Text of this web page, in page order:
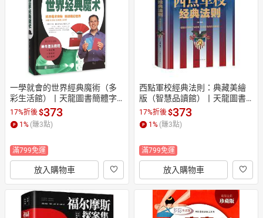
一學就會的世界經典魔術（多
彩生活館）丨天龍圖書簡體字
專賣店丨9787550229686
17%折後$373
1% (賺3點)
滿799免運
放入購物車
西點軍校經典法則：典藏美繪
版（智慧品讀館）丨天龍圖書
簡體字專賣店丨978751136699
3
17%折後$373
1% (賺3點)
滿799免運
放入購物車